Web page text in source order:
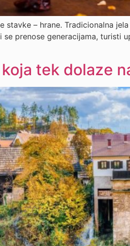
stavke – hrane. Tradicionalna
prenose generacijama, turisti
tek dolaze